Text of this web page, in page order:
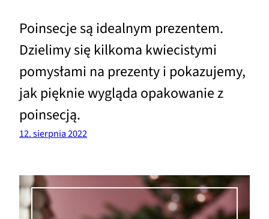
Poinsecje są idealnym prezentem.
Dzielimy się kilkoma kwiecistymi
pomysłami na prezenty i pokazujemy,
jak pięknie wygląda opakowanie z
poinsecją.
12. sierpnia 2022